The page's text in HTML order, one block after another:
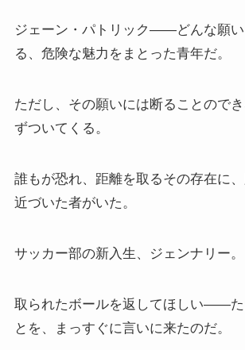
ジェーン・パトリック――どんな願
る、危険な魅力をまとった青年だ。
ただし、その願いには断ることので
ずついてくる。
誰もが恐れ、距離を取るその存在に
近づいた者がいた。
サッカー部の新入生、ジェンナリー。
取られたボールを返してほしい――た
とを、まっすぐに言いに来たのだ。